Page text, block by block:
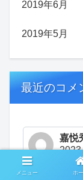
2019年6月
2019年5月
最近のコメ
嘉悦
貴重な、リ
メニュー ホ